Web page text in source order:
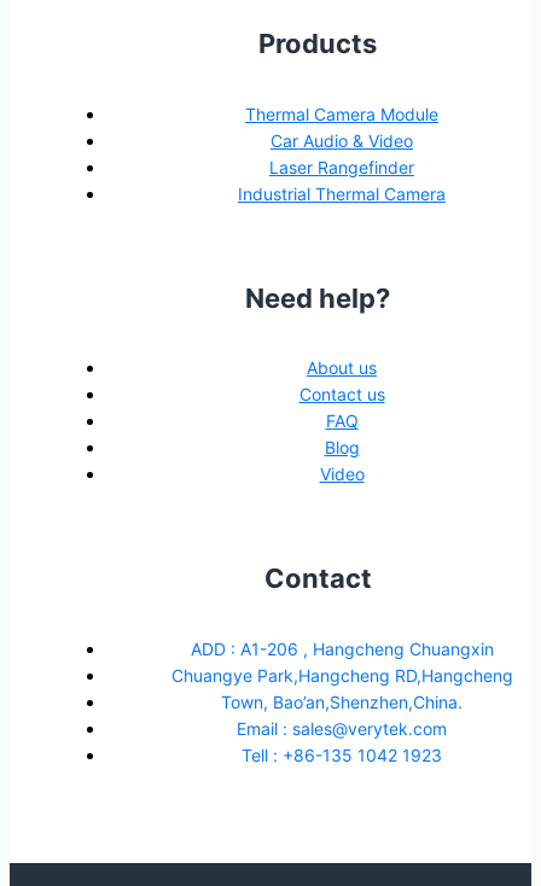
Products
Thermal Camera Module
Car Audio & Video
Laser Rangefinder
Industrial Thermal Camera
Need help?
About us
Contact us
FAQ
Blog
Video
Contact
ADD : A1-206 , Hangcheng Chuangxin
Chuangye Park,Hangcheng RD,Hangcheng
Town, Bao’an,Shenzhen,China.
Email : sales@verytek.com
Tell : +86-135 1042 1923